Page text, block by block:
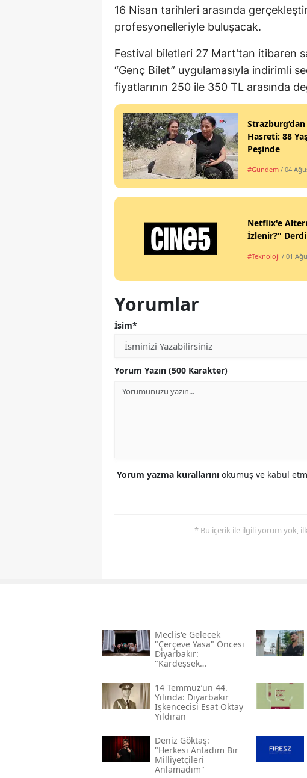
16 Nisan tarihleri arasında
profesyonelleriyle buluşacak.
Festival biletleri 27 Mart’tan itibaren
“Genç Bilet” uygulamasıyla indirimli
fiyatlarının 250 ile 350 TL arasında
Hasreti: 88
Peşinde
#Gündem / 04
Netflix'e
İzlenir?"
#Teknoloji / 01
Yorumlar
İsim*
Yorum Yazın (500 Karakter)
Yorum yazma kurallarını okumuş ve kabul
* Bu içerik ile ilgili yorum yok,
Meclis'e Gelecek
"çerçeve Yasa" Öncesi
Diyarbakır:
"kardeşsek
14 Temmuz’un 44.
Yılında: Diyarbakır
Işkencecisi Esat Oktay
Yıldıran
Deniz Göktaş:
"herkesi Anladım Bir
Milliyetçileri
Anlamadım"